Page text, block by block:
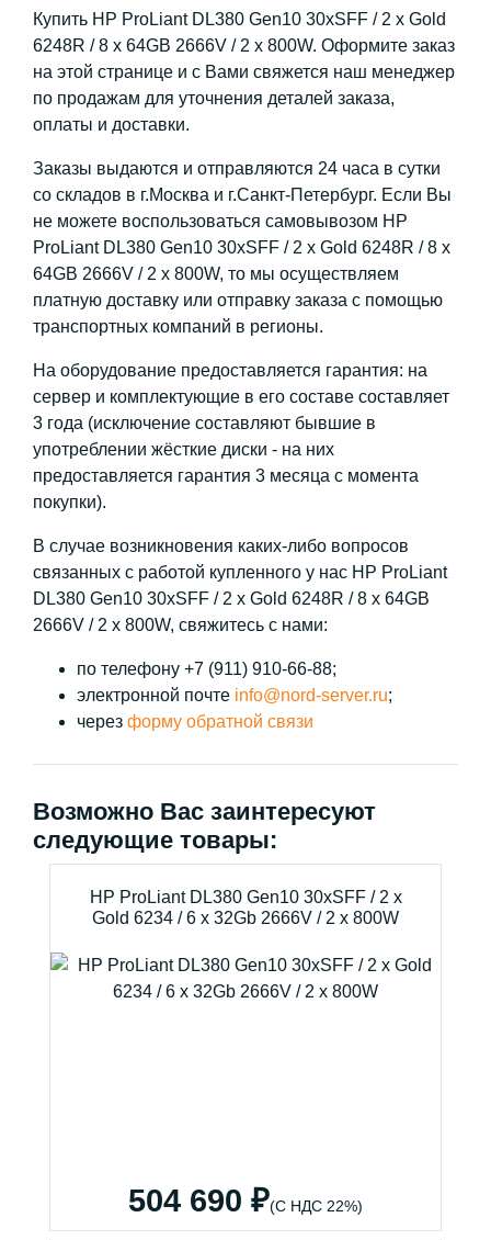
Купить HP ProLiant DL380 Gen10 30xSFF / 2 x Gold
6248R / 8 x 64GB 2666V / 2 x 800W. Оформите заказ
на этой странице и с Вами свяжется наш менеджер
по продажам для уточнения деталей заказа,
оплаты и доставки.
Заказы выдаются и отправляются 24 часа в сутки
со складов в г.Москва и г.Санкт-Петербург. Если Вы
не можете воспользоваться самовывозом HP
ProLiant DL380 Gen10 30xSFF / 2 x Gold 6248R / 8 x
64GB 2666V / 2 x 800W, то мы осуществляем
платную доставку или отправку заказа с помощью
транспортных компаний в регионы.
На оборудование предоставляется гарантия: на
сервер и комплектующие в его составе составляет
3 года (исключение составляют бывшие в
употреблении жёсткие диски - на них
предоставляется гарантия 3 месяца с момента
покупки).
В случае возникновения каких-либо вопросов
связанных с работой купленного у нас HP ProLiant
DL380 Gen10 30xSFF / 2 x Gold 6248R / 8 x 64GB
2666V / 2 x 800W, свяжитесь с нами:
по телефону +7 (911) 910-66-88;
электронной почте info@nord-server.ru;
через форму обратной связи
Возможно Вас заинтересуют
следующие товары:
HP ProLiant DL380 Gen10 30xSFF / 2 x
Gold 6234 / 6 x 32Gb 2666V / 2 x 800W
504 690 ₽(С НДС 22%)